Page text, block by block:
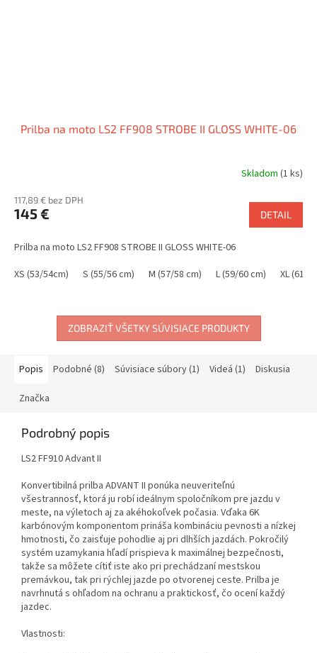
Prilba na moto LS2 FF908 STROBE II GLOSS WHITE-06
Skladom (1 ks)
117,89 € bez DPH
145 € DETAIL
Prilba na moto LS2 FF908 STROBE II GLOSS WHITE-06
XS (53/54cm)
S (55/56 cm) M (57/58 cm) L (59/60 cm) XL (61/
ZOBRAZIŤ VŠETKY SÚVISIACE PRODUKTY
Popis Podobné (8) Súvisiace súbory (1) Videá (1) Diskusia
Značka
Podrobný popis
LS2 FF910 Advant II
Konvertibilná prilba ADVANT II ponúka neuveriteľnú
všestrannosť, ktorá ju robí ideálnym spoločníkom pre jazdu v
meste, na výletoch aj za akéhokoľvek počasia. Vďaka 6K
karbónovým komponentom prináša kombináciu pevnosti a nízkej
hmotnosti, čo zaisťuje pohodlie aj pri dlhších jazdách. Pokročilý
systém uzamykania hľadí prispieva k maximálnej bezpečnosti,
takže sa môžete cítiť iste ako pri prechádzaní mestskou
premávkou, tak pri rýchlej jazde po otvorenej ceste. Prilba je
navrhnutá s ohľadom na ochranu a praktickosť, čo ocení každý
jazdec.
Vlastnosti: